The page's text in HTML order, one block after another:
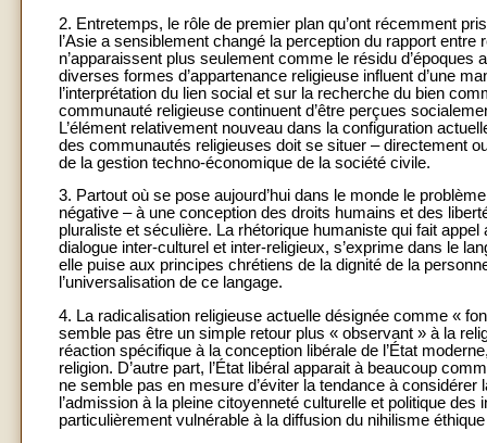
2. Entretemps, le rôle de premier plan qu’ont récemment
l’Asie a sensiblement changé la perception du rapport
n’apparaissent plus seulement comme le résidu
diverses formes d’appartenance religieuse influent d’une
l’interprétation du lien social et sur la recherche du bien
communauté religieuse continuent d’être perçues
L’élément relativement nouveau dans la configuration
des communautés religieuses doit se situer – directement
de la gestion techno-économique de la société civile.
3. Partout où se pose aujourd’hui dans le monde le
négative – à une conception des droits humains et des
pluraliste et séculière. La rhétorique humaniste qui fait
dialogue inter-culturel et inter-religieux, s’exprime dans le
elle puise aux principes chrétiens de la dignité de la
l’universalisation de ce langage.
4. La radicalisation religieuse actuelle désignée comme «
semble pas être un simple retour plus « observant » à la
réaction spécifique à la conception libérale de l’État
religion. D’autre part, l’État libéral apparait à beaucoup
ne semble pas en mesure d’éviter la tendance à
l’admission à la pleine citoyenneté culturelle et politique
particulièrement vulnérable à la diffusion du nihilisme